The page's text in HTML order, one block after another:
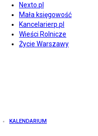
Nexto.pl
Mała księgowość
Kancelarierp.pl
Wieści Rolnicze
Życie Warszawy
KALENDARIUM